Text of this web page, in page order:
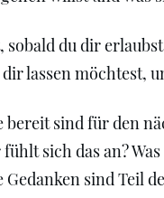
du dir
lassen möchtest,
bereit sind für den
sich das an? Was
sind Teil